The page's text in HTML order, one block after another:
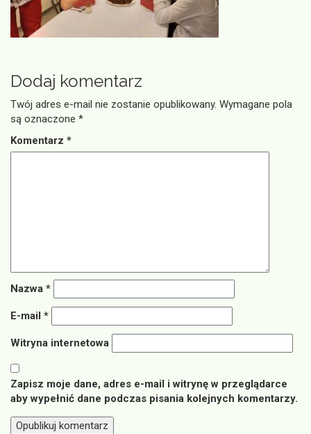
Dodaj komentarz
Twój adres e-mail nie zostanie opublikowany. Wymagane pola
są oznaczone *
Komentarz *
Nazwa *
E-mail *
Witryna internetowa
Zapisz moje dane, adres e-mail i witrynę w przeglądarce
aby wypełnić dane podczas pisania kolejnych komentarzy.